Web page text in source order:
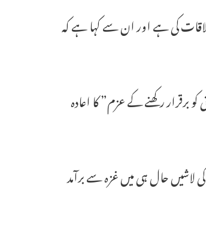
کی ہے اور ان سے کہا ہے کہ
برقرار رکھنے کے عزم” کا اعادہ
جن کی لاشیں حال ہی میں غزہ سے برآمد